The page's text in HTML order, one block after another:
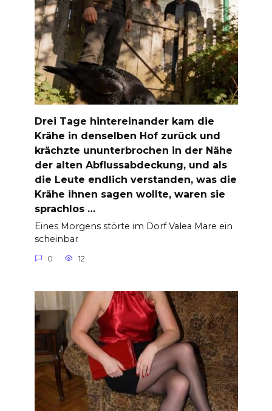
Drei Tage hintereinander kam die
Krähe in denselben Hof zurück und
krächzte ununterbrochen in der Nähe
der alten Abflussabdeckung, und als
die Leute endlich verstanden, was die
Krähe ihnen sagen wollte, waren sie
sprachlos …
Eines Morgens störte im Dorf Valea Mare ein
scheinbar
0 12